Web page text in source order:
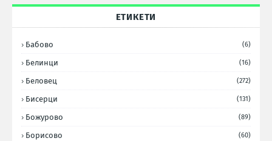
ЕТИКЕТИ
Бабово (6)
Белинци (16)
Беловец (272)
Бисерци (131)
Божурово (89)
Борисово (60)